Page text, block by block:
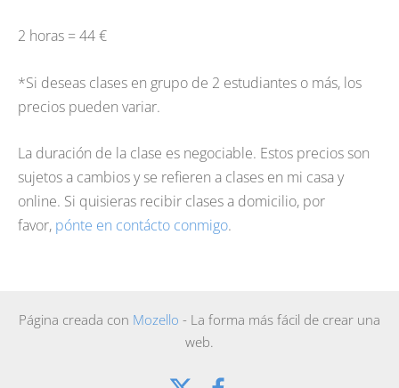
2 horas = 44 €
*Si deseas clases en grupo de 2 estudiantes o más, los
precios pueden variar.
La duración de la clase es negociable. Estos precios son
sujetos a cambios y se refieren a clases en mi casa y
online. Si quisieras recibir clases a domicilio, por
favor, pónte en contácto conmigo.
Página creada con Mozello - La forma más fácil de crear una
web.